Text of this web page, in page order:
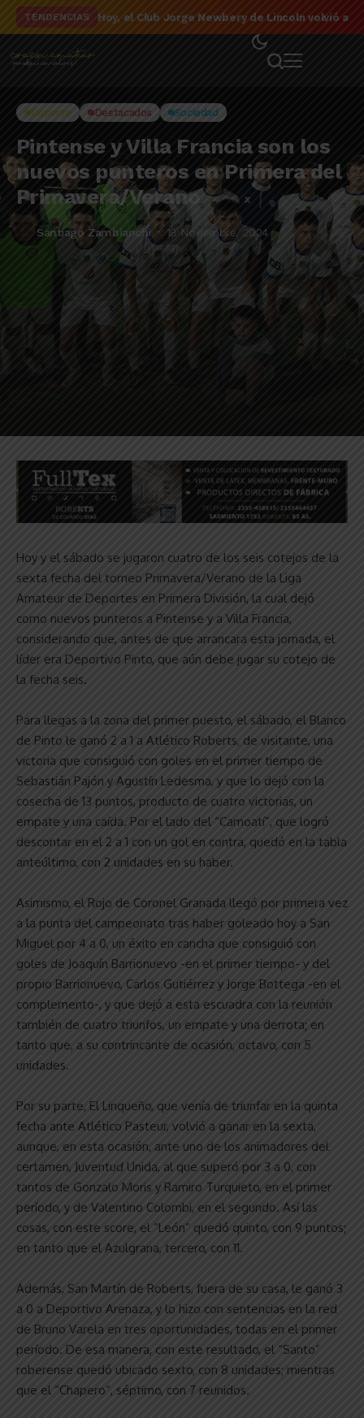
TENDENCIAS El detalle de la campaña de El Linqueño en el
Deporte Destacados Sociedad
Pintense y Villa Francia son los
nuevos punteros en Primera del
Primavera/Verano
Santiago Zambianchi 18 Noviembre, 2024
Hoy y el sábado se jugaron cuatro de los seis cotejos de la
sexta fecha del torneo Primavera/Verano de la Liga
Amateur de Deportes en Primera División, la cual dejó
como nuevos punteros a Pintense y a Villa Francia,
considerando que, antes de que arrancara esta jornada, el
líder era Deportivo Pinto, que aún debe jugar su cotejo de
la fecha seis.
Para llegas a la zona del primer puesto, el sábado, el Blanco
de Pinto le ganó 2 a 1 a Atlético Roberts, de visitante, una
victoria que consiguió con goles en el primer tiempo de
Sebastián Pajón y Agustín Ledesma, y que lo dejó con la
cosecha de 13 puntos, producto de cuatro victorias, un
empate y una caída. Por el lado del “Camoatí”, que logró
descontar en el 2 a 1 con un gol en contra, quedó en la tabla
anteúltimo, con 2 unidades en su haber.
Asimismo, el Rojo de Coronel Granada llegó por primera vez
a la punta del campeonato tras haber goleado hoy a San
Miguel por 4 a 0, un éxito en cancha que consiguió con
goles de Joaquín Barrionuevo -en el primer tiempo- y del
propio Barrionuevo, Carlos Gutiérrez y Jorge Bottega -en el
complemento-, y que dejó a esta escuadra con la reunión
también de cuatro triunfos, un empate y una derrota; en
tanto que, a su contrincante de ocasión, octavo, con 5
unidades.
Por su parte, El Linqueño, que venía de triunfar en la quinta
fecha ante Atlético Pasteur, volvió a ganar en la sexta,
aunque, en esta ocasión, ante uno de los animadores del
certamen, Juventud Unida, al que superó por 3 a 0, con
tantos de Gonzalo Moris y Ramiro Turquieto, en el primer
período, y de Valentino Colombi, en el segundo. Así las
cosas, con este score, el “León” quedó quinto, con 9 puntos;
en tanto que el Azulgrana, tercero, con 11.
Además, San Martín de Roberts, fuera de su casa, le ganó 3
a 0 a Deportivo Arenaza, y lo hizo con sentencias en la red
de Bruno Varela en tres oportunidades, todas en el primer
período. De esa manera, con este resultado, el “Santo”
roberense quedó ubicado sexto, con 8 unidades; mientras
que el “Chapero”, séptimo, con 7 reunidos.